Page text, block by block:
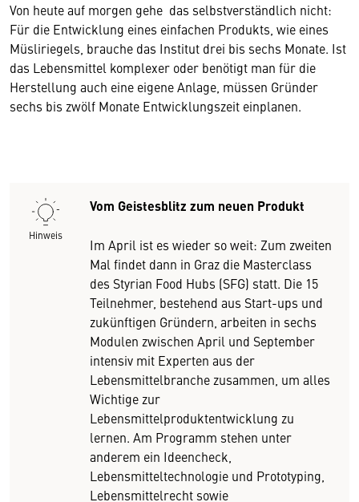
Von heute auf morgen gehe das selbstverständlich nicht:
Für die Entwicklung eines einfachen Produkts, wie eines
Müsliriegels, brauche das Institut drei bis sechs Monate. Ist
das Lebensmittel komplexer oder benötigt man für die
Herstellung auch eine eigene Anlage, müssen Gründer
sechs bis zwölf Monate Entwicklungszeit einplanen.
Hinweis
Vom Geistesblitz zum neuen Produkt
Im April ist es wieder so weit: Zum zweiten
Mal findet dann in Graz die Masterclass
des Styrian Food Hubs (SFG) statt. Die 15
Teilnehmer, bestehend aus Start-ups und
zukünftigen Gründern, arbeiten in sechs
Modulen zwischen April und September
intensiv mit Experten aus der
Lebensmittelbranche zusammen, um alles
Wichtige zur
Lebensmittelproduktentwicklung zu
lernen. Am Programm stehen unter
anderem ein Ideencheck,
Lebensmitteltechnologie und Prototyping,
Lebensmittelrecht sowie